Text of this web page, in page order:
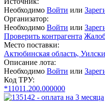
Необходимо Войти или
Организатор:
Необходимо Войти или
Проверить контрагента
Место поставки:
Актюбинская область,
Описание лота:
Необходимо Войти или
Код ТРУ:
*11011.200.000000